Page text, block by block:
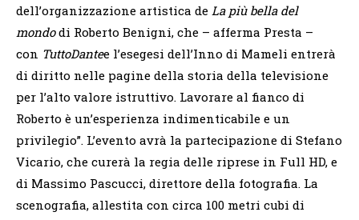
dell’organizzazione artistica de La più bella del
mondodi Roberto Benigni, che – afferma Presta –
con TuttoDantee l’esegesi dell’Inno di Mameli entrerà
di diritto nelle pagine della storia della televisione
per l’alto valore istruttivo. Lavorare al fianco di
Roberto è un’esperienza indimenticabile e un
privilegio”. L’evento avrà la partecipazione di Stefano
Vicario, che curerà la regia delle riprese in Full HD, e
di Massimo Pascucci, direttore della fotografia. La
scenografia, allestita con circa 100 metri cubi di